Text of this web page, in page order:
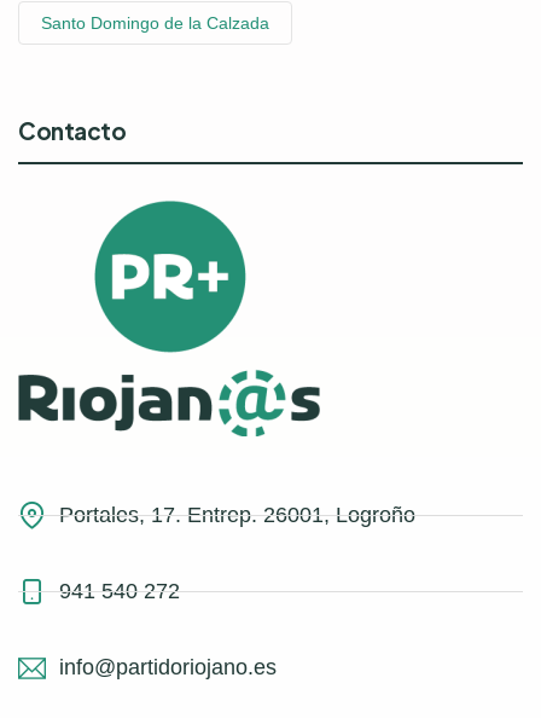
Santo Domingo de la Calzada
Contacto
Portales, 17. Entrep. 26001, Logroño
941 540 272
info@partidoriojano.es